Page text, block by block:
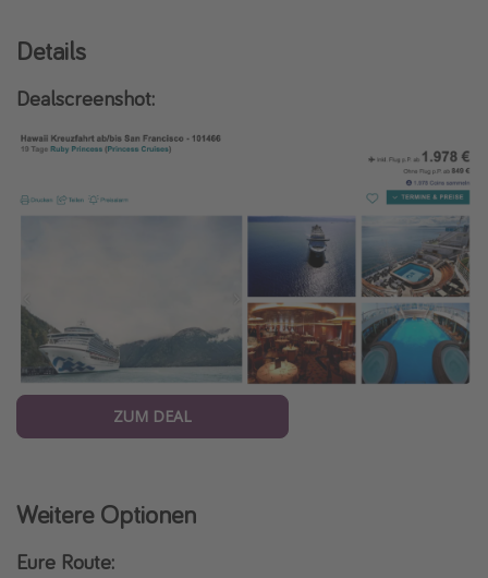
Details
Dealscreenshot:
ZUM DEAL
Weitere Optionen
Eure Route: